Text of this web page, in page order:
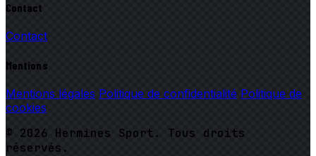
Contact
Contact
Mentions
Mentions légales Politique de confidentialité Politique de
cookies
© 2026 Hermines Sport. Tous droits
réservés.